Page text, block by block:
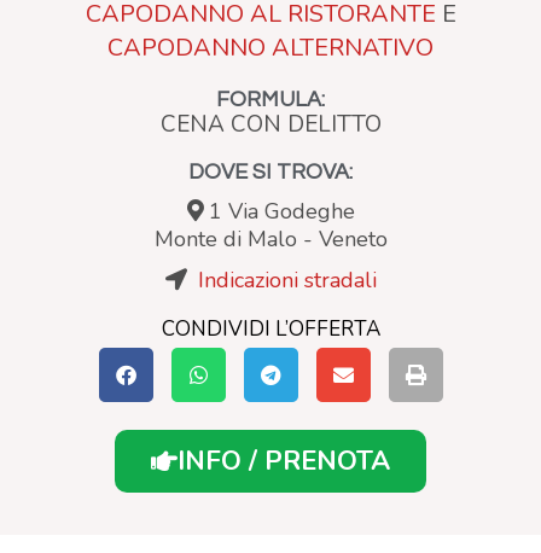
CAPODANNO AL RISTORANTE E
CAPODANNO ALTERNATIVO
FORMULA:
CENA CON DELITTO
DOVE SI TROVA:
1 Via Godeghe
Monte di Malo - Veneto
Indicazioni stradali
CONDIVIDI L’OFFERTA
INFO / PRENOTA